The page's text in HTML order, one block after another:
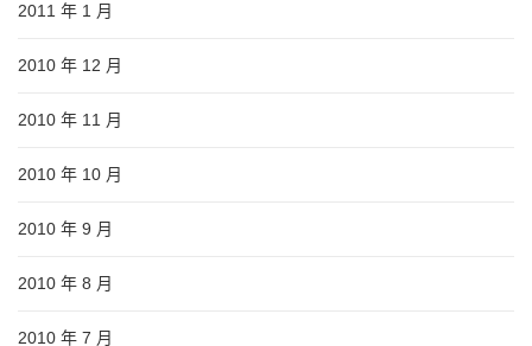
2011 年 1 月
2010 年 12 月
2010 年 11 月
2010 年 10 月
2010 年 9 月
2010 年 8 月
2010 年 7 月